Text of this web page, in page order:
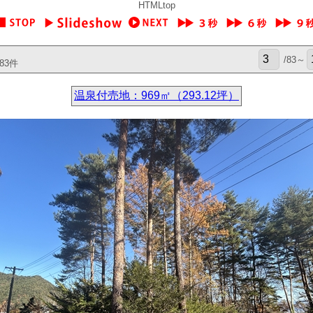
HTMLtop
件 /83～
温泉付売地：969㎡（293.12坪）